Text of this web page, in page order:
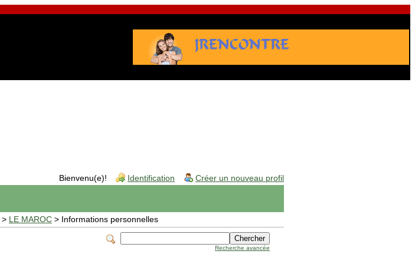
Bienvenu(e)! Identification Créer un nouveau profil
> LE MAROC > Informations personnelles
Recherche avancée